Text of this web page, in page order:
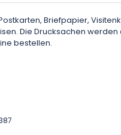
Briefpapier,
Die Drucksachen
bestellen.